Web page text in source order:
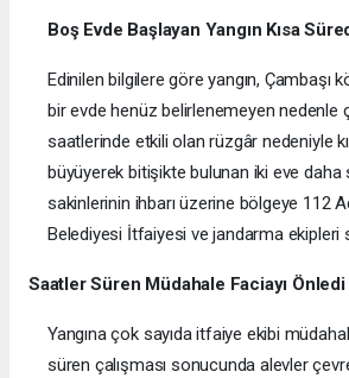
Boş Evde Başlayan Yangın Kısa
Edinilen bilgilere göre yangın, Çambaşı
bir evde henüz belirlenemeyen nedenle
saatlerinde etkili olan rüzgâr nedeniyle
büyüyerek bitişikte bulunan iki eve daha
sakinlerinin ihbarı üzerine bölgeye 112
Belediyesi İtfaiyesi ve jandarma ekipleri
Saatler Süren Müdahale Faciayı Önledi
Yangına çok sayıda itfaiye ekibi
süren çalışması sonucunda alevler